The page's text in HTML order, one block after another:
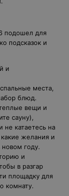
подошел для
подсказок и
и
места,
блюд.
вещи и
сауну),
катаетесь на
желания и
новом году.
и
в разгар
площадку для
комнату.